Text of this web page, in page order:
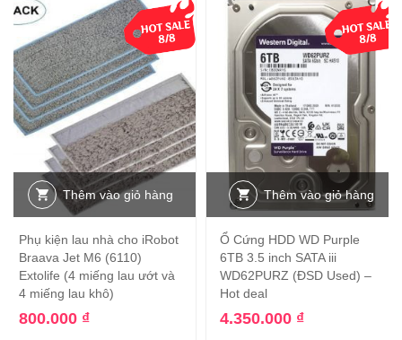
Thêm vào giỏ hàng
Phụ kiện lau nhà cho iRobot
Braava Jet M6 (6110)
Extolife (4 miếng lau ướt và
4 miếng lau khô)
800.000 ₫
Thêm vào giỏ hàng
Ổ Cứng HDD WD Purple
6TB 3.5 inch SATA iii
WD62PURZ (ĐSD Used) –
Hot deal
4.350.000 ₫